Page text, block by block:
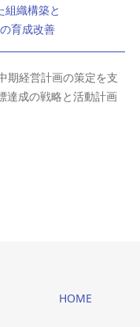
組織構築と
育成改善
期経営計画の策定を支
達成の戦略と活動計画
HOME